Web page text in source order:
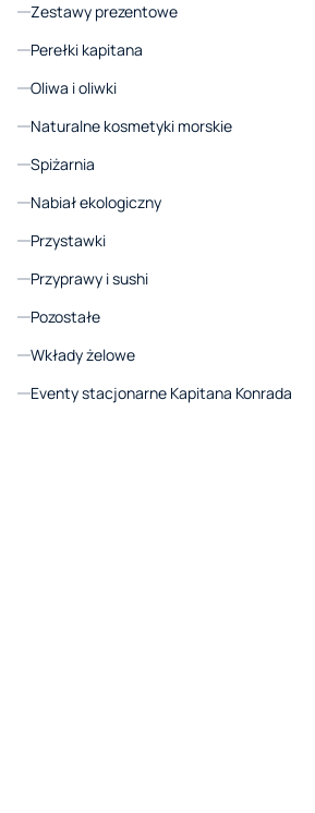
Zestawy prezentowe
Perełki kapitana
Oliwa i oliwki
Naturalne kosmetyki morskie
Spiżarnia
Nabiał ekologiczny
Przystawki
Przyprawy i sushi
Pozostałe
Wkłady żelowe
Eventy stacjonarne Kapitana Konrada